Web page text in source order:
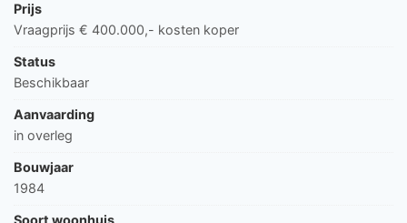
Prijs
Vraagprijs € 400.000,- kosten koper
Status
Beschikbaar
Aanvaarding
in overleg
Bouwjaar
1984